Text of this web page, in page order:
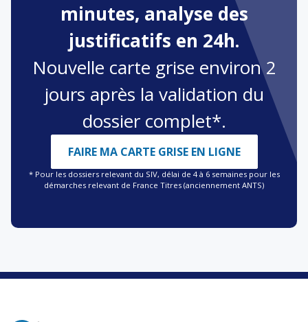
minutes, analyse des
justificatifs en 24h.
Nouvelle carte grise environ 2
jours après la validation du
dossier complet*.
FAIRE MA CARTE GRISE EN LIGNE
* Pour les dossiers relevant du SIV, délai de 4 à 6 semaines pour les
démarches relevant de France Titres (anciennement ANTS)